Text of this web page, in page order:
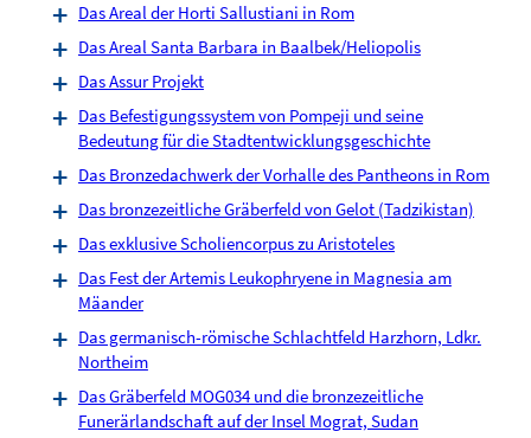
Das Areal der Horti Sallustiani in Rom
Das Areal Santa Barbara in Baalbek/Heliopolis
Das Assur Projekt
Das Befestigungssystem von Pompeji und seine
Bedeutung für die Stadtentwicklungsgeschichte
Das Bronzedachwerk der Vorhalle des Pantheons in Rom
Das bronzezeitliche Gräberfeld von Gelot (Tadzikistan)
Das exklusive Scholiencorpus zu Aristoteles
Das Fest der Artemis Leukophryene in Magnesia am
Mäander
Das germanisch-römische Schlachtfeld Harzhorn, Ldkr.
Northeim
Das Gräberfeld MOG034 und die bronzezeitliche
Funerärlandschaft auf der Insel Mograt, Sudan